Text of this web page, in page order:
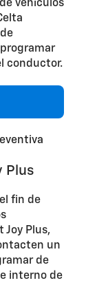
vehículos
conductor.
Plus
fin de
Joy Plus,
un
de
interno de